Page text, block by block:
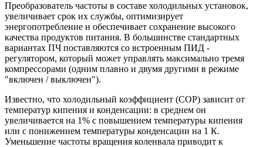
Преобразователь частоты в составе холодильных установок,
увеличивает срок их службы, оптимизирует
энергопотребление и обеспечивает сохранение высокого
качества продуктов питания. В большинстве стандартных
вариантах ПЧ поставляются со встроенным ПИД -
регулятором, который может управлять максимально тремя
компрессорами (одним плавно и двумя другими в режиме
"включен / выключен").
Известно, что холодильный коэффициент (СОР) зависит от
температур кипения и конденсации: в среднем он
увеличивается на 1% с повышением температуры кипения
или с понижением температуры конденсации на 1 К.
Уменьшение частоты вращения коленвала приводит к